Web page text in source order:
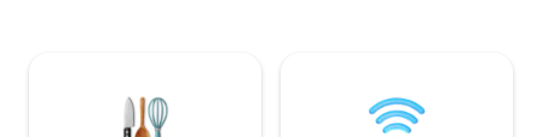
ル、フェカン、ヴール・レ・ローズなど
を探索するのに最適です。
用されます。